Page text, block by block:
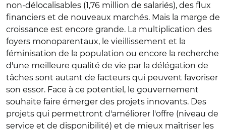
non-délocalisables (1,76 million de salariés), des flux
financiers et de nouveaux marchés. Mais la marge de
croissance est encore grande. La multiplication des
foyers monoparentaux, le vieillissement et la
féminisation de la population ou encore la recherche
d'une meilleure qualité de vie par la délégation de
tâches sont autant de facteurs qui peuvent favoriser
son essor. Face à ce potentiel, le gouvernement
souhaite faire émerger des projets innovants. Des
projets qui permettront d'améliorer l'offre (niveau de
service et de disponibilité) et de mieux maîtriser les